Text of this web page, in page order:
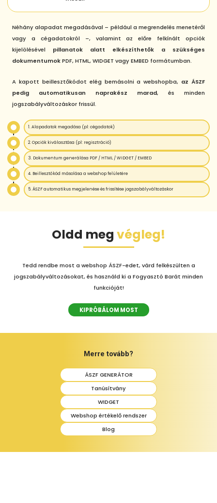
Néhány alapadat megadásával – például a megrendelés menetéről
vagy a cégadatokról –, valamint az előre felkínált opciók
kijelölésével pillanatok alatt elkészíthetők a szükséges
dokumentumokPDF, HTML, WIDGET vagy EMBED formátumban.
A kapott beillesztőkódot elég bemásolni a webshopba, az ÁSZF
pedig automatikusan naprakész marad, és minden
jogszabályváltozáskor frissül.
1. Alapadatok megadása (pl: cégadatok)
2. Opciók kiválasztása (pl: regisztráció)
3. Dokumentum generálása PDF / HTML / WIDGET / EMBED
4. Beillesztőkód másolása a webshop felületére
5. ÁSZF automatikus megjelenése és frissítése jogszabályváltozáskor
Oldd meg végleg!
Tedd rendbe most a webshop ÁSZF-edet, várd felkészülten a
jogszabályváltozásokat, és használd ki a Fogyasztó Barát minden
funkcióját!
KIPRÓBÁLOM MOST
Merre tovább?
ÁSZF GENERÁTOR
Tanúsítvány
WIDGET
Webshop értékelő rendszer
Blog